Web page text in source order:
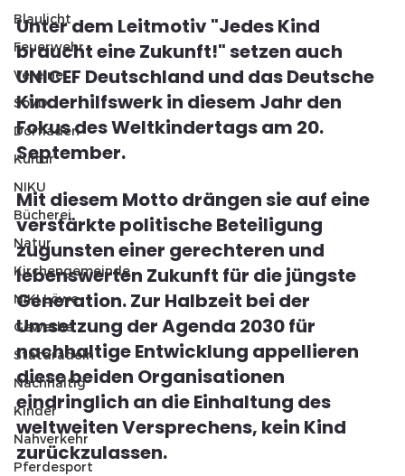
Blaulicht
Feuerwehr
Vereine
SoVD
Dorfladen
Kultur
NIKU
Bücherei
Natur
Kirchengemeinde
NIKI Löwe
Gewerbe
Statdradeln
Nachhaltig
Kinder
Nahverkehr
Pferdesport
Unter dem Leitmotiv "Jedes Kind
braucht eine Zukunft!" setzen auch
UNICEF Deutschland und das Deutsche
Kinderhilfswerk in diesem Jahr den
Fokus des Weltkindertags am 20.
September.
Mit diesem Motto drängen sie auf eine
verstärkte politische Beteiligung
zugunsten einer gerechteren und
lebenswerten Zukunft für die jüngste
Generation. Zur Halbzeit bei der
Umsetzung der Agenda 2030 für
nachhaltige Entwicklung appellieren
diese beiden Organisationen
eindringlich an die Einhaltung des
weltweiten Versprechens, kein Kind
zurückzulassen.